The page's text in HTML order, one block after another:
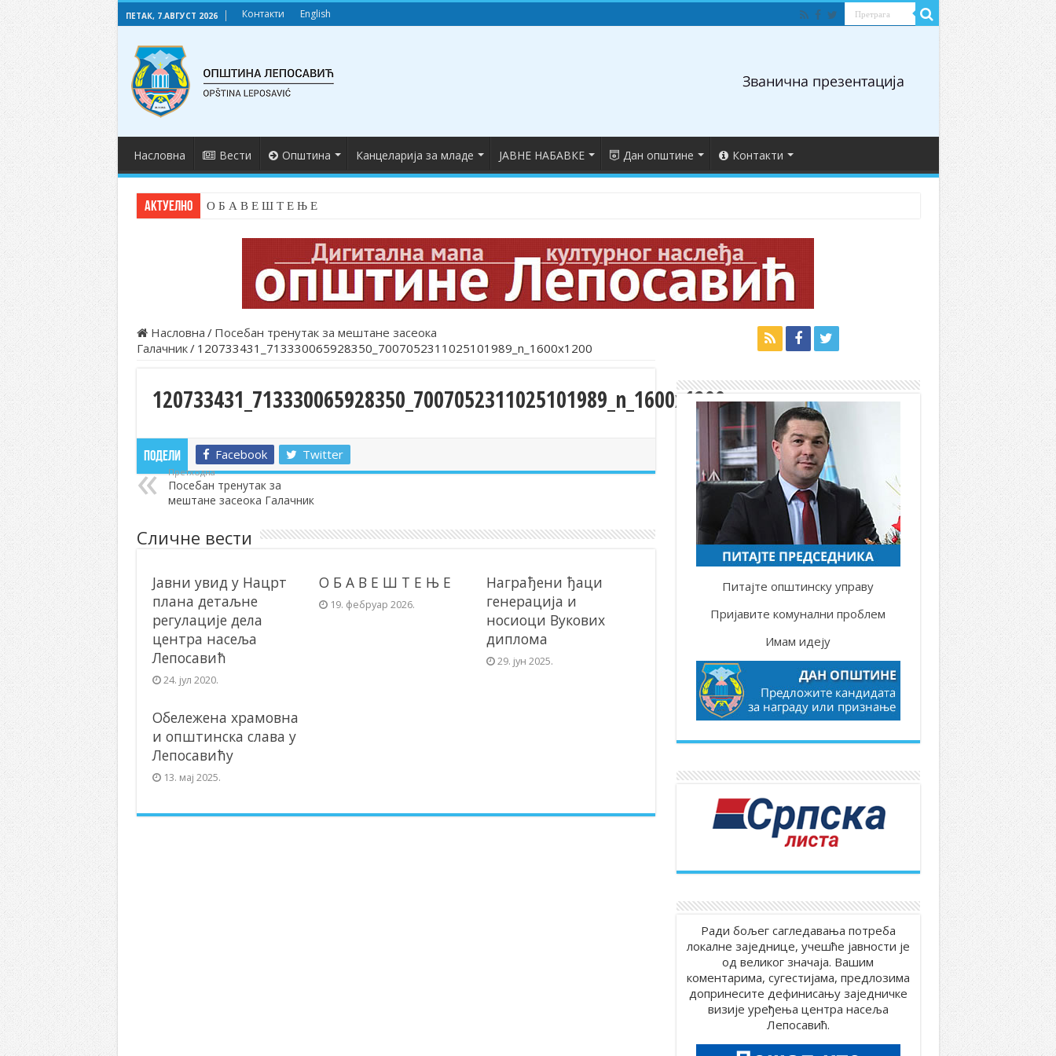
ПЕТАК, 7.АВГУСТ 2026 Контакти English
Насловна Вести Општина Канцеларија за младе ЈАВНЕ НАБАВКЕ Дан општине Контакти
АКТУЕЛНО О Б А В Е Ш Т Е Њ Е
Насловна / Посебан тренутак за мештане засеока
Галачник/ 120733431_713330065928350_7007052311025101989_n_1600x1200
120733431_713330065928350_7007052311025101989_n_1600x1200
Подели Facebook Twitter
Претходна
Посебан тренутак за
мештане засеока Галачник
Сличне вести
Јавни увид у Нацрт
плана детаљне
регулације дела
центра насеља
Лепосавић
24. јул 2020.
О Б А В Е Ш Т Е Њ Е
19. фебруар 2026.
Награђени ђаци
генерација и
носиоци Вукових
диплома
29. јун 2025.
Обележена храмовна
и општинска слава у
Лепосавићу
13. мај 2025.
Питајте општинску управу
Пријавите комунални проблем
Имам идеју
Ради бољег сагледавања потреба
локалне заједнице, учешће јавности је
од великог значаја. Вашим
коментарима, сугестијама, предлозима
допринесите дефинисању заједничке
визије уређења центра насеља
Лепосавић.